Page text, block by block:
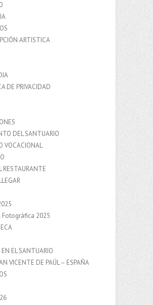
ARTISTICA
DE PRIVACIDAD
DEL SANTUARIO
VOCACIONAL
RESTAURANTE
Fotográfica 2025
EN EL SANTUARIO
VICENTE DE PAÚL – ESPAÑA